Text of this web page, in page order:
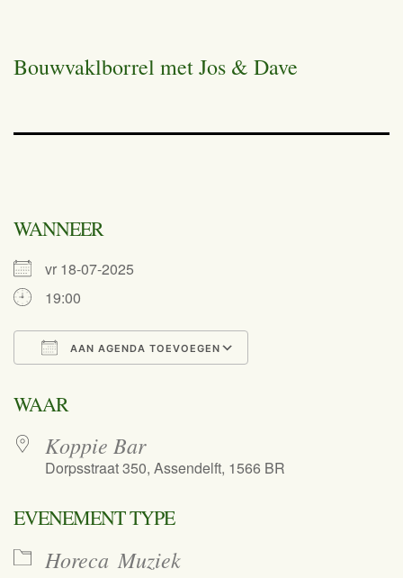
Bouwvaklborrel met Jos & Dave
WANNEER
vr 18-07-2025
19:00
AAN AGENDA TOEVOEGEN
WAAR
Koppie Bar
Dorpsstraat 350, Assendelft, 1566 BR
EVENEMENT TYPE
Horeca Muziek